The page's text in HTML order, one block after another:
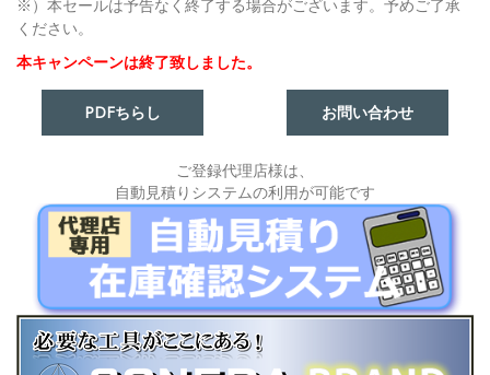
※）本セールは予告なく終了する場合がございます。予めご了承
ください。
本キャンペーンは終了致しました。
PDFちらし お問い合わせ
ご登録代理店様は、
自動見積りシステムの利用が可能です